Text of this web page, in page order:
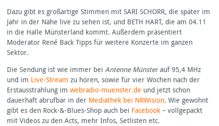
Dazu gibt es großartige Stimmen mit SARI SCHORR, die später im
Jahr in der Nähe live zu sehen ist, und BETH HART, die am 04.11
in die Halle Münsterland kommt. Außerdem präsentiert
Moderator René Back Tipps für weitere Konzerte im ganzen
Sektor.
Die Sendung ist wie immer bei Antenne Münsterauf 95,4 MHz
und im Live-Stream zu hören, sowie für vier Wochen nach der
Erstausstrahlung im webradio-muenster.de und jetzt schon
dauerhaft abrufbar in der Mediathek bei NRWision. Wie gewohnt
gibt es den Rock-&-Blues-Shop auch bei Facebook – vollgepackt
mit Videos zu den Acts, mehr Infos, Setlisten etc.